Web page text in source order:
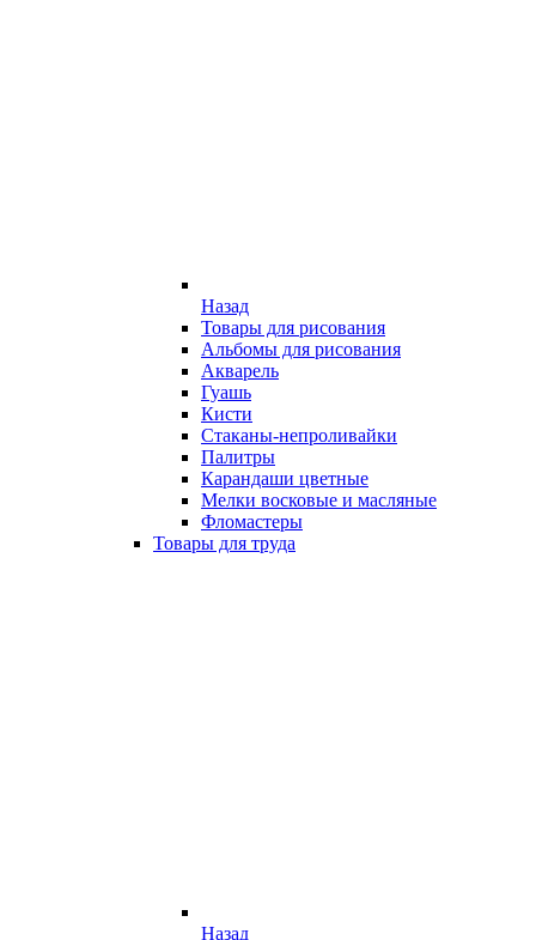
Назад
Товары для рисования
Альбомы для рисования
Акварель
Гуашь
Кисти
Стаканы-непроливайки
Палитры
Карандаши цветные
Мелки восковые и масляные
Фломастеры
Товары для труда
Назад